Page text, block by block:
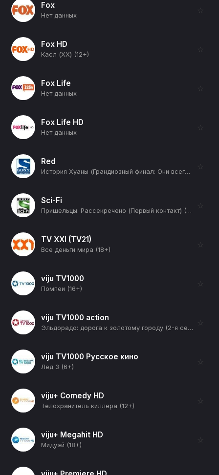
Fox
Нет данных
☆
Fox HD
Касл (XX) (12+)
☆
Fox Life
Нет данных
☆
Fox Life HD
Нет данных
☆
Red
История Хуаны (Грандиозный финал: Они всегда были моей судьбой) (16+)
☆
Sci-Fi
Пришельцы: Рассекречено (Первый контакт) (12+)
☆
TV XXI (TV21)
Все деньги мира (18+)
☆
viju TV1000
Помпеи (16+)
☆
viju TV1000 action
Эльдорадо: дорога к золотому городу (2-я серия) (18+)
☆
viju TV1000 Русское кино
Лед 3 (6+)
☆
viju+ Comedy HD
Телохранитель киллера (12+)
☆
viju+ Megahit HD
Мидуэй (18+)
☆